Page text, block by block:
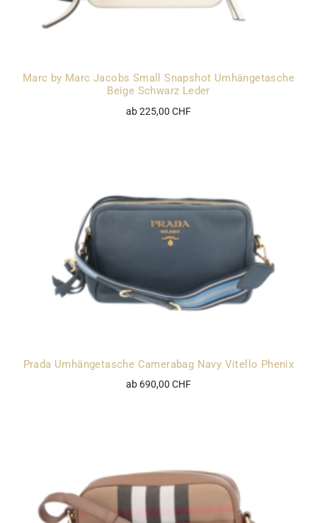
Marc by Marc Jacobs Small Snapshot Umhängetasche
Beige Schwarz Leder
ab 225,00 CHF
Prada Umhängetasche Camerabag Navy Vitello Phenix
ab 690,00 CHF